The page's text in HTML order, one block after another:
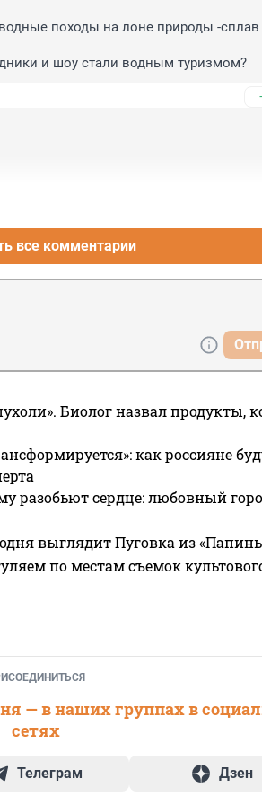
походы на лоне природы -сплав
и шоу стали водным туризмом?
все комментарии
Биолог назвал продукты,
как россияне
разобьют сердце: любовный
выглядит Пуговка из
по местам съемок
— в наших группах в
сетях
Телеграм Дзен